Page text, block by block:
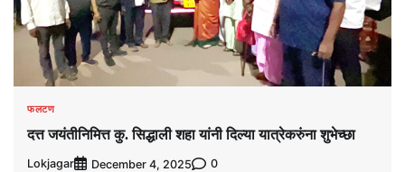
फलटण
दत्त जयंतीनिमित्त कु. सिद्धाली शहा यांनी दिल्या यात्रेकरुंना शुभेच्छा
Lokjagar December 4, 2025 0